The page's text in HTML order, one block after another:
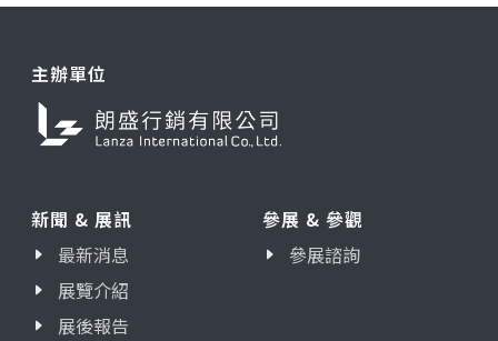
主辦單位
新聞 & 展訊
最新消息
展覽介紹
展後報告
參展 & 參觀
參展諮詢